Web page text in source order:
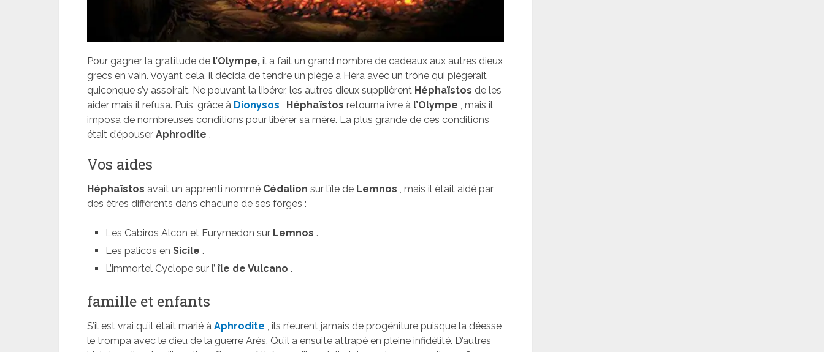
Pour gagner la gratitude de l’Olympe, il a fait un grand nombre de cadeaux aux autres dieux
grecs en vain. Voyant cela, il décida de tendre un piège à Héra avec un trône qui piégerait
quiconque s’y assoirait. Ne pouvant la libérer, les autres dieux supplièrent Héphaïstos de les
aider mais il refusa. Puis, grâce à Dionysos Héphaïstos retourna ivre à l’Olympe , mais il
imposa de nombreuses conditions pour libérer sa mère. La plus grande de ces conditions
était d’épouser Aphrodite .
Vos aides
Héphaïstos avait un apprenti nommé Cédalion sur l’île de Lemnos , mais il était aidé par
des êtres différents dans chacune de ses forges :
Les Cabiros Alcon et Eurymedon sur Lemnos .
Les palicos enSicile .
L’immortel Cyclope sur l’île de Vulcano .
famille et enfants
S’il est vrai qu’il était marié à Aphrodite , ils n’eurent jamais de progéniture puisque la déesse
le trompa avec le dieu de la guerre Arès. Qu’il a ensuite attrapé en pleine infidélité. D’autres